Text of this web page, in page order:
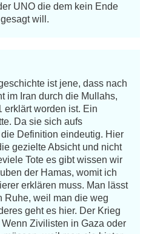
UNO die dem kein Ende
will.
ist jene, dass nach
im Iran durch die Mullahs,
erklärt worden ist. Ein
Da sie sich aufs
Definition eindeutig. Hier
gezielte Absicht und nicht
Tote es gibt wissen wir
der Hamas, womit ich
erklären muss. Man lässt
Ruhe, weil man die weg
geht es hier. Der Krieg
Zivilisten in Gaza oder